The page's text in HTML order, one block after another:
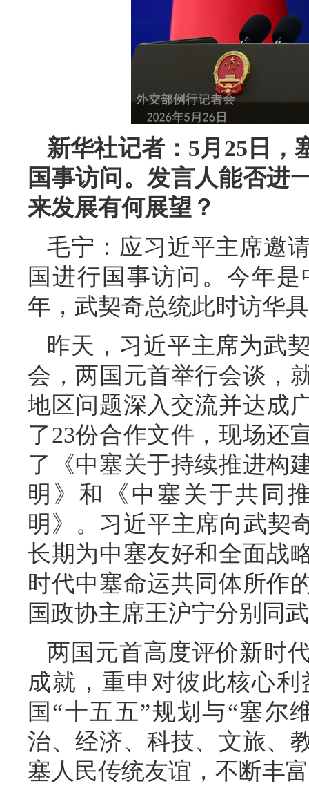
新华社记者：5月25日，
国事访问。发言人能否进
来发展有何展望？
毛宁：应习近平主席邀
国进行国事访问。今年
年，武契奇总统此时访华
昨天，习近平主席为武
会，两国元首举行会谈，
地区问题深入交流并达成
了23份合作文件，现场还
了《中塞关于持续推进构
明》和《中塞关于共同
明》。习近平主席向武契
长期为中塞友好和全面战
时代中塞命运共同体所作
国政协主席王沪宁分别同
两国元首高度评价新时
成就，重申对彼此核心
国“十五五”规划与“塞尔
治、经济、科技、文旅、
塞人民传统友谊，不断丰